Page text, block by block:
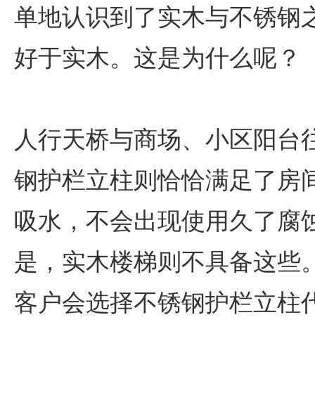
单地认识到了实木与不锈钢
好于实木。这是为什么呢？
人行天桥与商场、小区阳
钢护栏立柱则恰恰满足了房
吸水，不会出现使用久了腐
是，实木楼梯则不具备这些
客户会选择不锈钢护栏立柱